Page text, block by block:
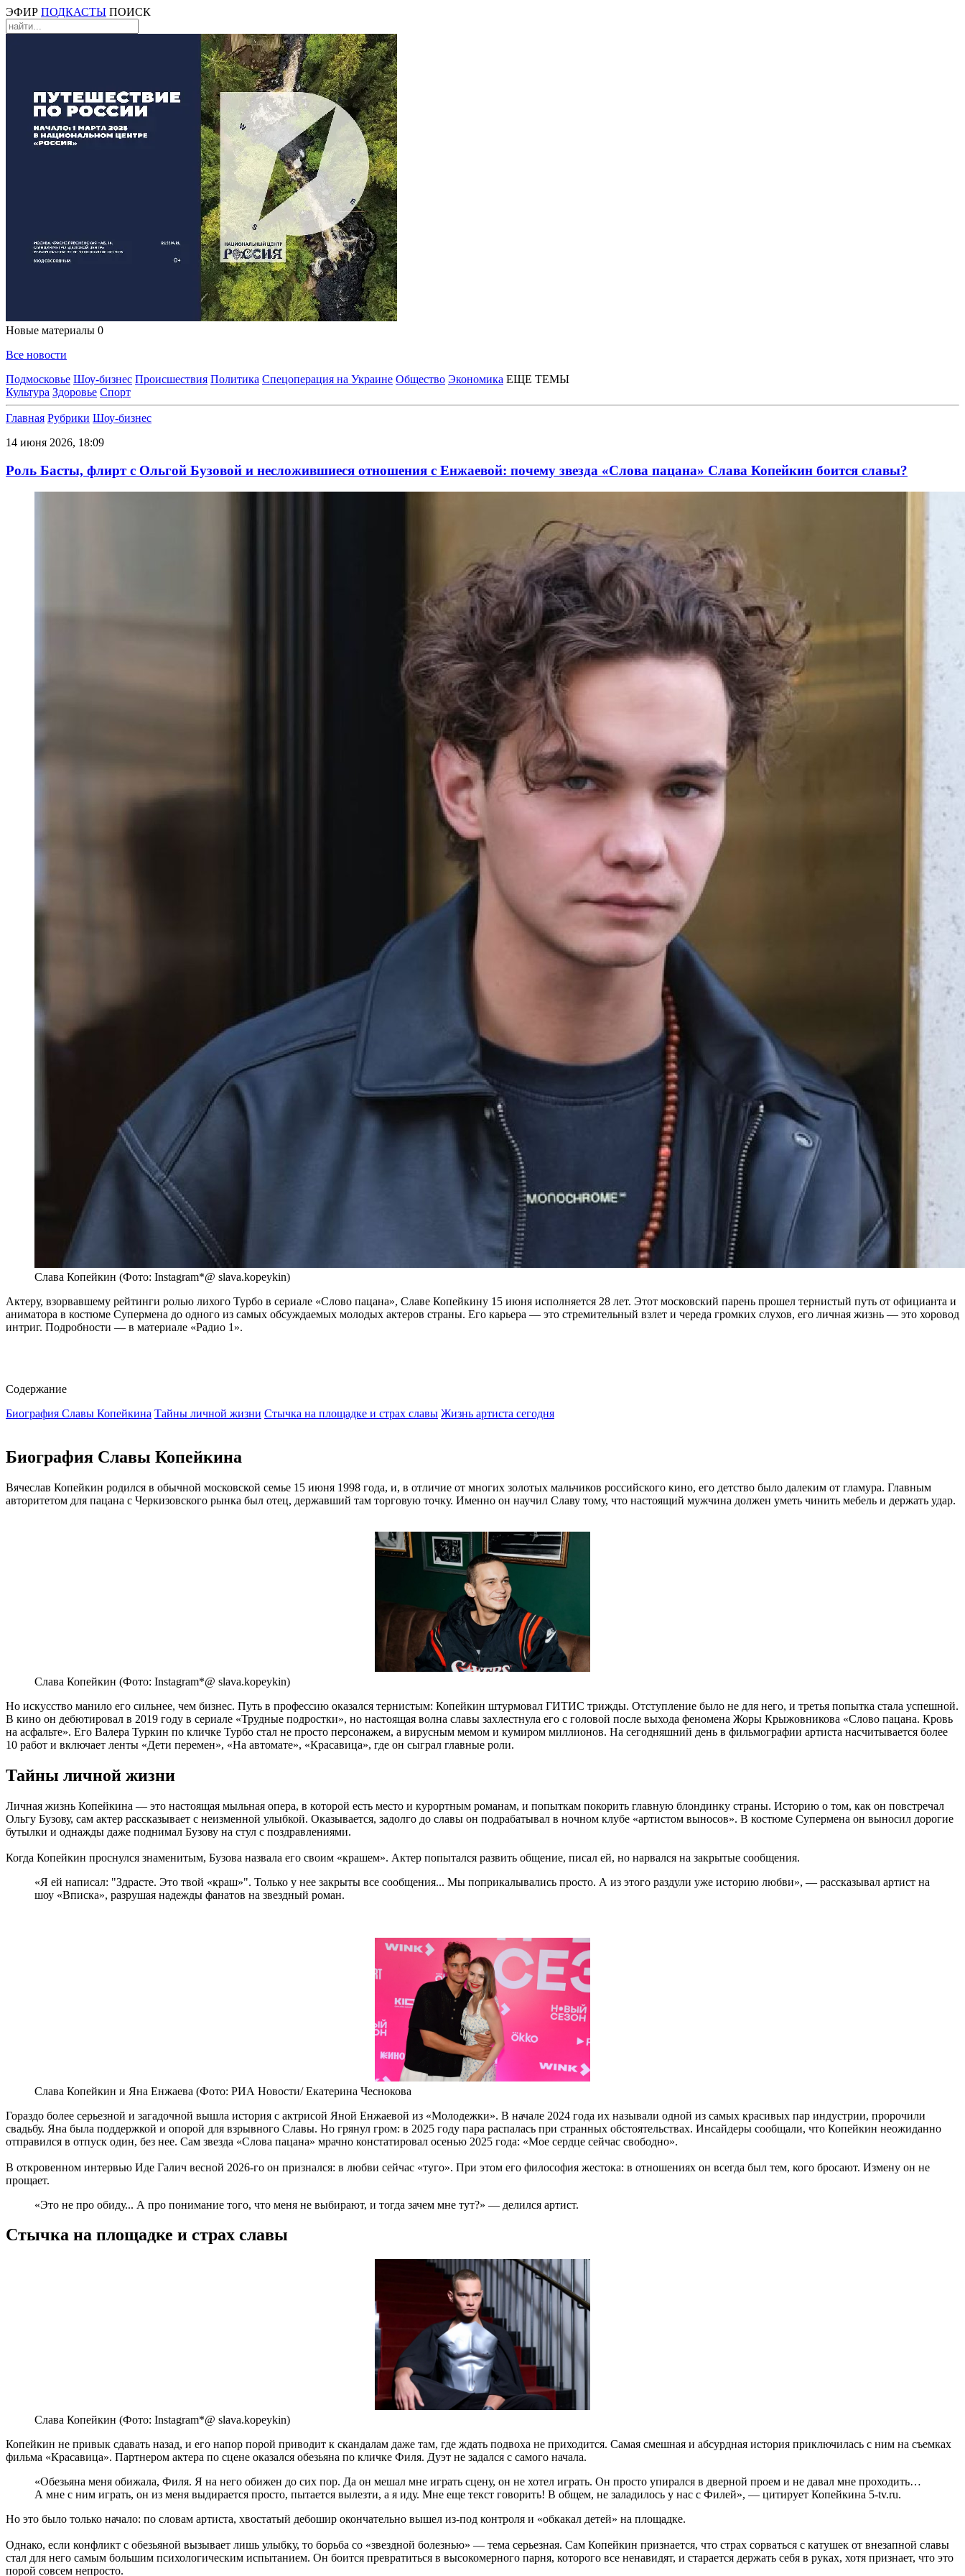
ЭФИР ПОДКАСТЫ ПОИСК
Новые материалы 0
Все новости
Подмосковье Шоу-бизнес Происшествия Политика Спецоперация на Украине Общество Экономика ЕЩЕ ТЕМЫ
Культура Здоровье Спорт
Главная Рубрики Шоу-бизнес
14 июня 2026, 18:09
Роль Басты, флирт с Ольгой Бузовой и несложившиеся отношения с Енжаевой: почему звезда «Слова пацана» Слава Копейкин боится славы?
Слава Копейкин (Фото: Instagram*@ slava.kopeykin)
Актеру, взорвавшему рейтинги ролью лихого Турбо в сериале «Слово пацана», Славе Копейкину 15 июня исполняется 28 лет. Этот московский парень прошел тернистый путь от официанта и
аниматора в костюме Супермена до одного из самых обсуждаемых молодых актеров страны. Его карьера — это стремительный взлет и череда громких слухов, его личная жизнь — это хоровод
интриг. Подробности — в материале «Радио 1».
Содержание
Биография Славы Копейкина Тайны личной жизни Стычка на площадке и страх славы Жизнь артиста сегодня
Биография Славы Копейкина
Вячеслав Копейкин родился в обычной московской семье 15 июня 1998 года, и, в отличие от многих золотых мальчиков российского кино, его детство было далеким от гламура. Главным
авторитетом для пацана с Черкизовского рынка был отец, державший там торговую точку. Именно он научил Славу тому, что настоящий мужчина должен уметь чинить мебель и держать удар.
Слава Копейкин (Фото: Instagram*@ slava.kopeykin)
Но искусство манило его сильнее, чем бизнес. Путь в профессию оказался тернистым: Копейкин штурмовал ГИТИС трижды. Отступление было не для него, и третья попытка стала успешной.
В кино он дебютировал в 2019 году в сериале «Трудные подростки», но настоящая волна славы захлестнула его с головой после выхода феномена Жоры Крыжовникова «Слово пацана. Кровь
на асфальте». Его Валера Туркин по кличке Турбо стал не просто персонажем, а вирусным мемом и кумиром миллионов. На сегодняшний день в фильмографии артиста насчитывается более
10 работ и включает ленты «Дети перемен», «На автомате», «Красавица», где он сыграл главные роли.
Тайны личной жизни
Личная жизнь Копейкина — это настоящая мыльная опера, в которой есть место и курортным романам, и попыткам покорить главную блондинку страны. Историю о том, как он повстречал
Ольгу Бузову, сам актер рассказывает с неизменной улыбкой. Оказывается, задолго до славы он подрабатывал в ночном клубе «артистом выносов». В костюме Супермена он выносил дорогие
бутылки и однажды даже поднимал Бузову на стул с поздравлениями.
Когда Копейкин проснулся знаменитым, Бузова назвала его своим «крашем». Актер попытался развить общение, писал ей, но нарвался на закрытые сообщения.
«Я ей написал: "Здрасте. Это твой «краш»". Только у нее закрыты все сообщения... Мы поприкалывались просто. А из этого раздули уже историю любви», — рассказывал артист на
шоу «Вписка», разрушая надежды фанатов на звездный роман.
Слава Копейкин и Яна Енжаева (Фото: РИА Новости/ Екатерина Чеснокова
Гораздо более серьезной и загадочной вышла история с актрисой Яной Енжаевой из «Молодежки». В начале 2024 года их называли одной из самых красивых пар индустрии, пророчили
свадьбу. Яна была поддержкой и опорой для взрывного Славы. Но грянул гром: в 2025 году пара распалась при странных обстоятельствах. Инсайдеры сообщали, что Копейкин неожиданно
отправился в отпуск один, без нее. Сам звезда «Слова пацана» мрачно констатировал осенью 2025 года: «Мое сердце сейчас свободно».
В откровенном интервью Иде Галич весной 2026-го он признался: в любви сейчас «туго». При этом его философия жестока: в отношениях он всегда был тем, кого бросают. Измену он не
прощает.
«Это не про обиду... А про понимание того, что меня не выбирают, и тогда зачем мне тут?» — делился артист.
Стычка на площадке и страх славы
Слава Копейкин (Фото: Instagram*@ slava.kopeykin)
Копейкин не привык сдавать назад, и его напор порой приводит к скандалам даже там, где ждать подвоха не приходится. Самая смешная и абсурдная история приключилась с ним на съемках
фильма «Красавица». Партнером актера по сцене оказался обезьяна по кличке Филя. Дуэт не задался с самого начала.
«Обезьяна меня обижала, Филя. Я на него обижен до сих пор. Да он мешал мне играть сцену, он не хотел играть. Он просто упирался в дверной проем и не давал мне проходить…
А мне с ним играть, он из меня выдирается просто, пытается вылезти, а я иду. Мне еще текст говорить! В общем, не заладилось у нас с Филей», — цитирует Копейкина 5-tv.ru.
Но это было только начало: по словам артиста, хвостатый дебошир окончательно вышел из-под контроля и «обкакал детей» на площадке.
Однако, если конфликт с обезьяной вызывает лишь улыбку, то борьба со «звездной болезнью» — тема серьезная. Сам Копейкин признается, что страх сорваться с катушек от внезапной славы
стал для него самым большим психологическим испытанием. Он боится превратиться в высокомерного парня, которого все ненавидят, и старается держать себя в руках, хотя признает, что это
порой совсем непросто.